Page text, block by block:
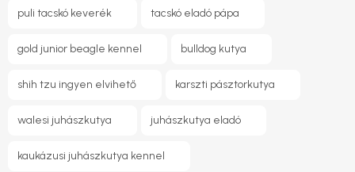
puli tacskó keverék tacskó eladó pápa
gold junior beagle kennel bulldog kutya
shih tzu ingyen elvihető karszti pásztorkutya
walesi juhászkutya juhászkutya eladó
kaukázusi juhászkutya kennel